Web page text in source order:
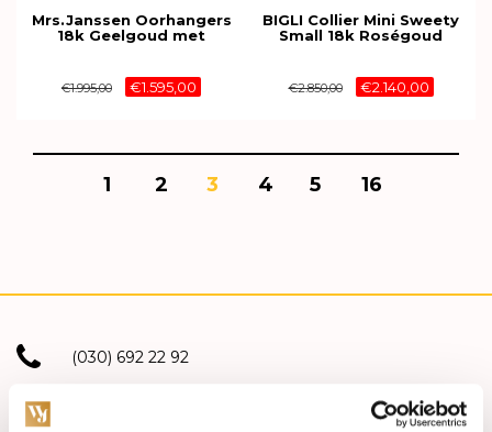
Mrs.Janssen Oorhangers
18k Geelgoud met
€1.995,00 €1.595,00
BIGLI Collier Mini Sweety
Small 18k Roségoud
€2.850,00 €2.140,00
1 2 3 4 5 16
(030) 692 22 92